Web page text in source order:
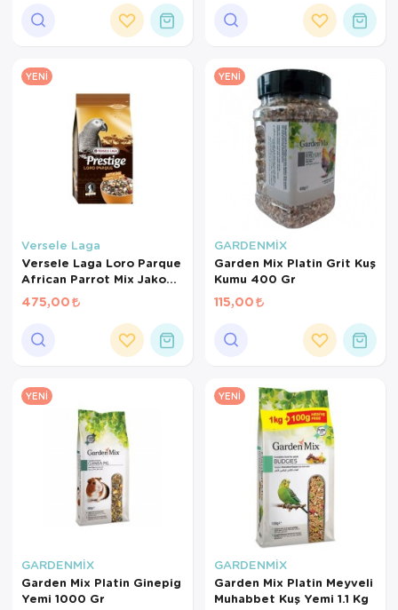
YENI
Versele Laga
Versele Laga Loro Parque
African Parrot Mix Jako
Papağanı Yemi 1 Kg
475,00
YENI
GARDENMİX
Garden Mix Platin Grit Kuş
Kumu 400 Gr
115,00
YENI
GARDENMİX
Garden Mix Platin Ginepig
Yemi 1000 Gr
YENI
GARDENMİX
Garden Mix Platin Meyveli
Muhabbet Kuş Yemi 1.1 Kg